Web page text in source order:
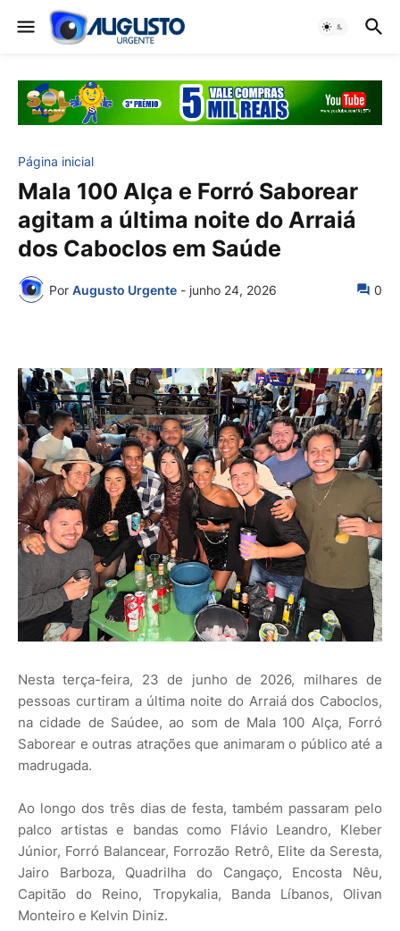
Página inicial
Mala 100 Alça e Forró Saborear
agitam a última noite do Arraiá
dos Caboclos em Saúde
Por Augusto Urgente - junho 24, 2026 0
Nesta terça-feira, 23 de junho de 2026, milhares de
pessoas curtiram a última noite do Arraiá dos Caboclos,
na cidade de Saúdee, ao som de Mala 100 Alça, Forró
Saborear e outras atrações que animaram o público até a
madrugada.
Ao longo dos três dias de festa, também passaram pelo
palco artistas e bandas como Flávio Leandro, Kleber
Júnior, Forró Balancear, Forrozão Retrô, Elite da Seresta,
Jairo Barboza, Quadrilha do Cangaço, Encosta Nêu,
Capitão do Reino, Tropykalia, Banda Líbanos, Olivan
Monteiro e Kelvin Diniz.